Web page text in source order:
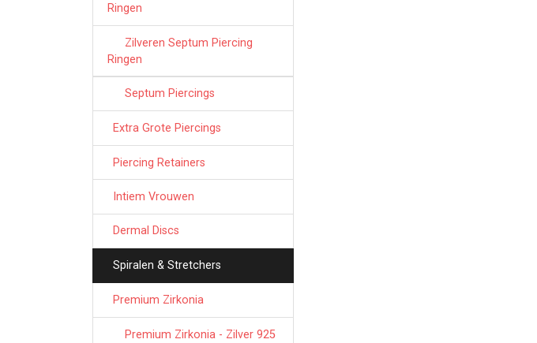
Ringen
Zilveren Septum Piercing
Ringen
Septum Piercings
Extra Grote Piercings
Piercing Retainers
Intiem Vrouwen
Dermal Discs
Spiralen & Stretchers
Premium Zirkonia
Premium Zirkonia - Zilver 925